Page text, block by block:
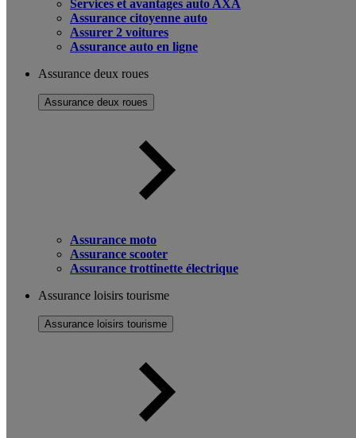
Services et avantages auto AXA
Assurance citoyenne auto
Assurer 2 voitures
Assurance auto en ligne
Assurance deux roues
Assurance deux roues
Assurance moto
Assurance scooter
Assurance trottinette électrique
Assurance loisirs tourisme
Assurance loisirs tourisme